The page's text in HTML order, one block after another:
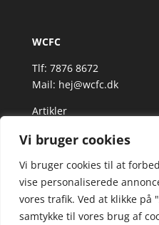
Vi bruger cookies
Vi bruger cookies til at
vise personaliserede
vores trafik. Ved at klikke på
samtykke til vores brug af
WCFC
Tlf: 7876 8672
Mail: hej@wcfc.dk
Artikler